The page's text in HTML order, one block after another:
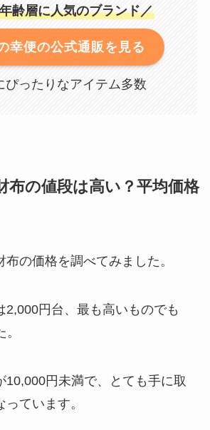
齢層に人気のブランド／
幸便の公式通販を見る
ぴったりなアイテム多数
布の値段は高い？平均価格
布の価格を調べてみました。
2,000円台、最も高いものでも
10,000円未満で、とても手に取
ています。